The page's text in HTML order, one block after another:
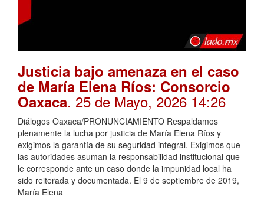
Justicia bajo amenaza en el caso
de María Elena Ríos: Consorcio
Oaxaca. 25 de Mayo, 2026 14:26
Diálogos Oaxaca/PRONUNCIAMIENTO Respaldamos
plenamente la lucha por justicia de María Elena Ríos y
exigimos la garantía de su seguridad integral. Exigimos que
las autoridades asuman la responsabilidad institucional que
le corresponde ante un caso donde la impunidad local ha
sido reiterada y documentada. El 9 de septiembre de 2019,
María Elena